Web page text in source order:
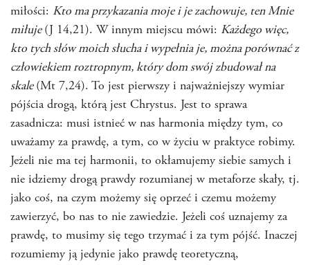
miłości: Kto ma przykazania moje i je zachowuje, ten Mnie
miłuje (J 14,21). W innym miejscu mówi: Każdego więc,
kto tych słów moich słucha i wypełnia je, można porównać z
człowiekiem roztropnym, który dom swój zbudował na
skale (Mt 7,24). To jest pierwszy i najważniejszy wymiar
pójścia drogą, którą jest Chrystus. Jest to sprawa
zasadnicza: musi istnieć w nas harmonia między tym, co
uważamy za prawdę, a tym, co w życiu w praktyce robimy.
Jeżeli nie ma tej harmonii, to okłamujemy siebie samych i
nie idziemy drogą prawdy rozumianej w metaforze skały, tj.
jako coś, na czym możemy się oprzeć i czemu możemy
zawierzyć, bo nas to nie zawiedzie. Jeżeli coś uznajemy za
prawdę, to musimy się tego trzymać i za tym pójść. Inaczej
rozumiemy ją jedynie jako prawdę teoretyczną,